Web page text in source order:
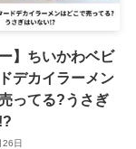
】ちいかわベビ
デカイラーメン
ってる?うさぎ
日